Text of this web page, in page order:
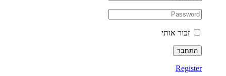
זכור אותי
Register